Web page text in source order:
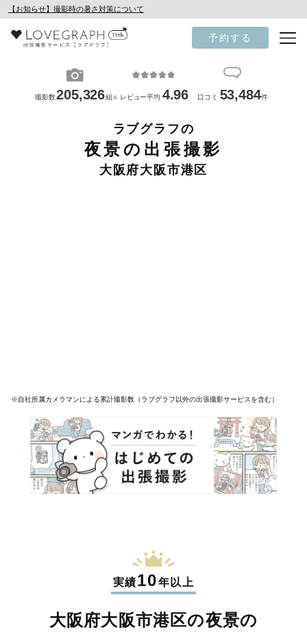
【お知らせ】撮影時の暑さ対策について
予約する
撮影数205,326組 ※ レビュー平均 4.96 口コミ 53,484件
ラブグラフの
夜景の出張撮影
大阪府大阪市港区
※自社所属カメラマンによる累計撮影数（ラブグラフ以外の出張撮影サービスを含む）
実績10年以上
大阪府大阪市港区の夜景の